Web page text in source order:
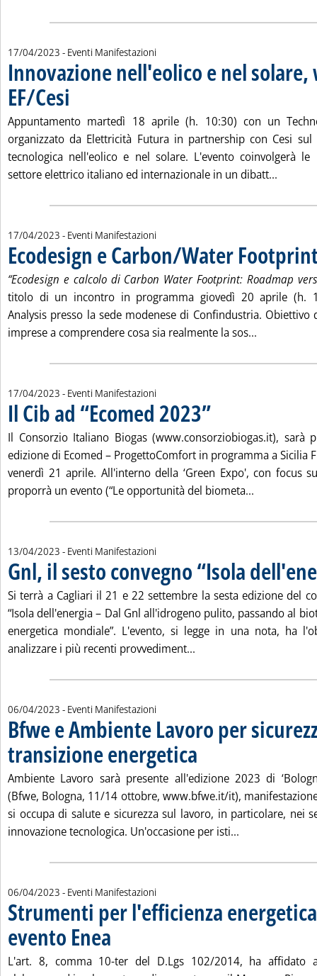
17/04/2023 - Eventi Manifestazioni
Innovazione nell'eolico e nel
EF/Cesi
Appuntamento martedì 18 aprile (h. 10:30) con un
organizzato da Elettricità Futura in partnership con Cesi sul
tecnologica nell'eolico e nel solare. L'evento coinvolgerà
settore elettrico italiano ed internazionale in un dibatt...
17/04/2023 - Eventi Manifestazioni
Ecodesign e Carbon/Water
“Ecodesign e calcolo di Carbon Water Footprint: Roadmap
titolo di un incontro in programma giovedì 20 aprile (h.
Analysis presso la sede modenese di Confindustria. Obiettivo
imprese a comprendere cosa sia realmente la sos...
17/04/2023 - Eventi Manifestazioni
Il Cib ad “Ecomed 2023”. Pubblicata lunedì 17 aprile
Il Consorzio Italiano Biogas (www.consorziobiogas.it), sarà
edizione di Ecomed – ProgettoComfort in programma a Sicilia
venerdì 21 aprile. All'interno della ‘Green Expo', con focus
proporrà un evento (“Le opportunità del biometa...
13/04/2023 - Eventi Manifestazioni
Gnl, il sesto convegno “Isola
Si terrà a Cagliari il 21 e 22 settembre la sesta edizione del
“Isola dell'energia – Dal Gnl all'idrogeno pulito, passando al
energetica mondiale”. L'evento, si legge in una nota, ha
analizzare i più recenti provvediment...
06/04/2023 - Eventi Manifestazioni
Bfwe e Ambiente Lavoro per
transizione energetica . Pubblicata giovedì 06 aprile
Ambiente Lavoro sarà presente all'edizione 2023 di
(Bfwe, Bologna, 11/14 ottobre, www.bfwe.it/it),
si occupa di salute e sicurezza sul lavoro, in particolare, nei
innovazione tecnologica. Un'occasione per isti...
06/04/2023 - Eventi Manifestazioni
Strumenti per l'efficienza
evento Enea
L'art. 8, comma 10-ter del D.Lgs 102/2014, ha affidato